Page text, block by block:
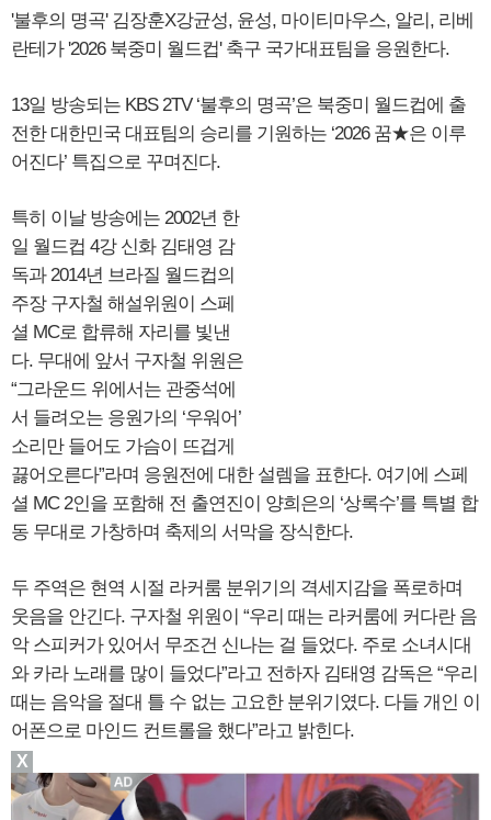
'불후의 명곡' 김장훈X강균성, 윤성, 마이티마우스, 알리, 리베
란테가 '2026 북중미 월드컵' 축구 국가대표팀을 응원한다.
13일 방송되는 KBS 2TV ‘불후의 명곡’은 북중미 월드컵에 출
전한 대한민국 대표팀의 승리를 기원하는 ‘2026 꿈★은 이루
어진다’ 특집으로 꾸며진다.
특히 이날 방송에는 2002년 한
일 월드컵 4강 신화 김태영 감
독과 2014년 브라질 월드컵의
주장 구자철 해설위원이 스페
셜 MC로 합류해 자리를 빛낸
다. 무대에 앞서 구자철 위원은
“그라운드 위에서는 관중석에
서 들려오는 응원가의 ‘우워어’
소리만 들어도 가슴이 뜨겁게
끓어오른다”라며 응원전에 대한 설렘을 표한다. 여기에 스페
셜 MC 2인을 포함해 전 출연진이 양희은의 ‘상록수’를 특별 합
동 무대로 가창하며 축제의 서막을 장식한다.
두 주역은 현역 시절 라커룸 분위기의 격세지감을 폭로하며
웃음을 안긴다. 구자철 위원이 “우리 때는 라커룸에 커다란 음
악 스피커가 있어서 무조건 신나는 걸 들었다. 주로 소녀시대
와 카라 노래를 많이 들었다”라고 전하자 김태영 감독은 “우리
때는 음악을 절대 틀 수 없는 고요한 분위기였다. 다들 개인 이
어폰으로 마인드 컨트롤을 했다”라고 밝힌다.
X